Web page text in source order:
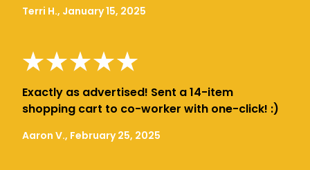
Terri H., January 15, 2025
Exactly as advertised! Sent a 14-item
shopping cart to co-worker with one-click! :)
Aaron V., February 25, 2025